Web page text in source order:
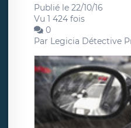
Publié le 22/10/16
Vu 1 424 fois
0
Par Legicia Détective